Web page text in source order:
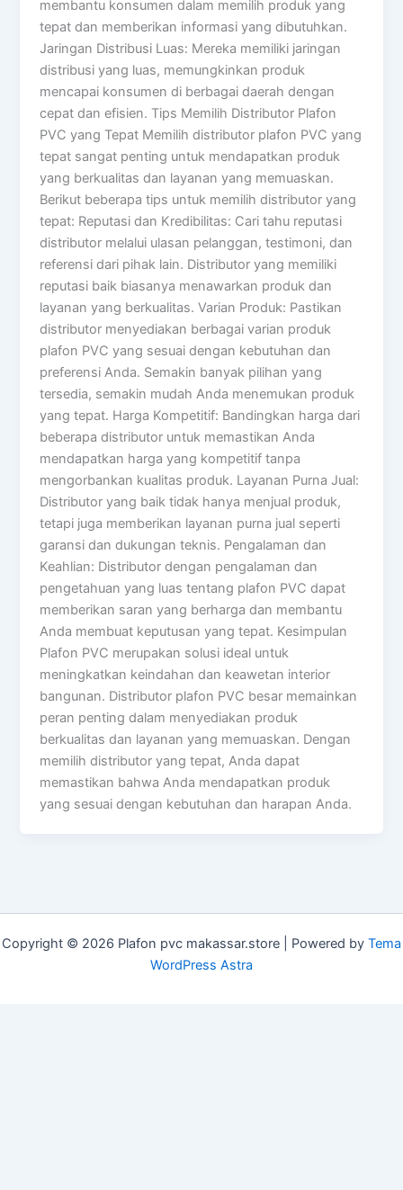
membantu konsumen dalam memilih produk yang
tepat dan memberikan informasi yang dibutuhkan.
Jaringan Distribusi Luas: Mereka memiliki jaringan
distribusi yang luas, memungkinkan produk
mencapai konsumen di berbagai daerah dengan
cepat dan efisien. Tips Memilih Distributor Plafon
PVC yang Tepat Memilih distributor plafon PVC yang
tepat sangat penting untuk mendapatkan produk
yang berkualitas dan layanan yang memuaskan.
Berikut beberapa tips untuk memilih distributor yang
tepat: Reputasi dan Kredibilitas: Cari tahu reputasi
distributor melalui ulasan pelanggan, testimoni, dan
referensi dari pihak lain. Distributor yang memiliki
reputasi baik biasanya menawarkan produk dan
layanan yang berkualitas. Varian Produk: Pastikan
distributor menyediakan berbagai varian produk
plafon PVC yang sesuai dengan kebutuhan dan
preferensi Anda. Semakin banyak pilihan yang
tersedia, semakin mudah Anda menemukan produk
yang tepat. Harga Kompetitif: Bandingkan harga dari
beberapa distributor untuk memastikan Anda
mendapatkan harga yang kompetitif tanpa
mengorbankan kualitas produk. Layanan Purna Jual:
Distributor yang baik tidak hanya menjual produk,
tetapi juga memberikan layanan purna jual seperti
garansi dan dukungan teknis. Pengalaman dan
Keahlian: Distributor dengan pengalaman dan
pengetahuan yang luas tentang plafon PVC dapat
memberikan saran yang berharga dan membantu
Anda membuat keputusan yang tepat. Kesimpulan
Plafon PVC merupakan solusi ideal untuk
meningkatkan keindahan dan keawetan interior
bangunan. Distributor plafon PVC besar memainkan
peran penting dalam menyediakan produk
berkualitas dan layanan yang memuaskan. Dengan
memilih distributor yang tepat, Anda dapat
memastikan bahwa Anda mendapatkan produk
yang sesuai dengan kebutuhan dan harapan Anda.
Copyright © 2026 Plafon pvc makassar.store | Powered by Tema
WordPress Astra